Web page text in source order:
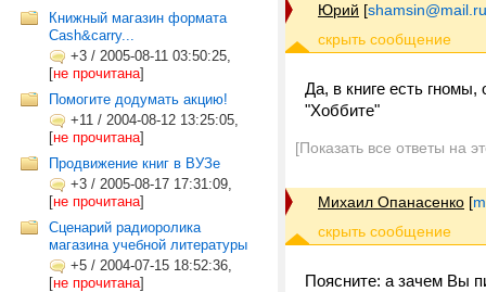
Книжный магазин формата
Сash&carry...
+3 / 2005-08-11 03:50:25,
[не прочитана]
Помогите додумать акцию!
+11 / 2004-08-12 13:25:05,
[не прочитана]
Продвижение книг в ВУЗе
+3 / 2005-08-17 17:31:09,
[не прочитана]
Сценарий радиоролика
магазина учебной литературы
+5 / 2004-07-15 18:52:36,
[не прочитана]
Юрий [shamsin@mail.ru
Да, в книге есть
"Хоббите"
[Показать все ответы на
Михаил Опанасенко [
Поясните: а зачем Вы